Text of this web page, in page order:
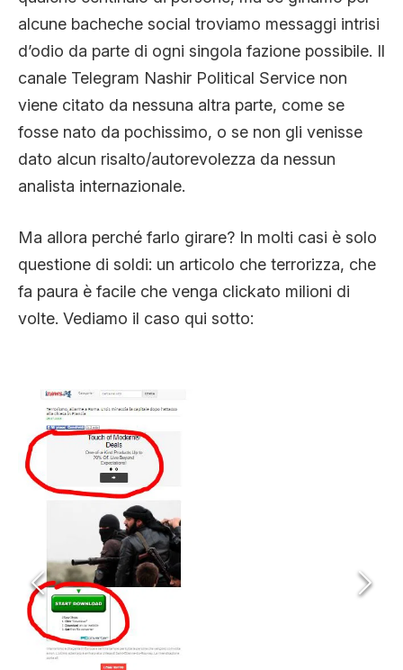
alcune bacheche social troviamo messaggi intrisi
d’odio da parte di ogni singola fazione possibile. Il
canale Telegram Nashir Political Service non
viene citato da nessuna altra parte, come se
fosse nato da pochissimo, o se non gli venisse
dato alcun risalto/autorevolezza da nessun
analista internazionale.
Ma allora perché farlo girare? In molti casi è solo
questione di soldi: un articolo che terrorizza, che
fa paura è facile che venga clickato milioni di
volte. Vediamo il caso qui sotto: